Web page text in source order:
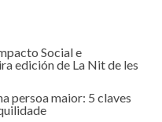
Social e
edición de La Nit de les
persoa maior: 5 claves